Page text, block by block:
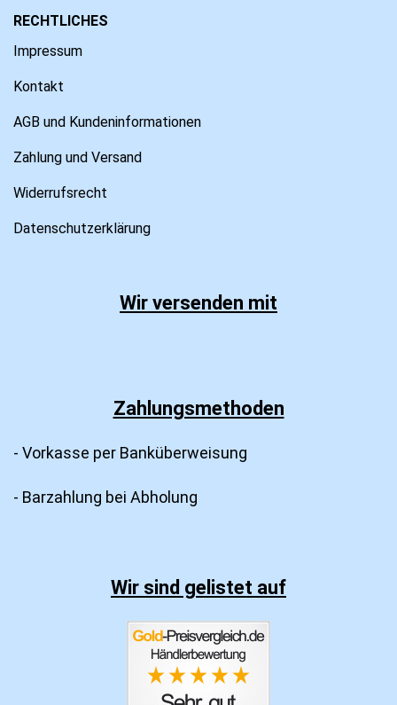
RECHTLICHES
Impressum
Kontakt
AGB und Kundeninformationen
Zahlung und Versand
Widerrufsrecht
Datenschutzerklärung
Wir versenden mit
Zahlungsmethoden
- Vorkasse per Banküberweisung
- Barzahlung bei Abholung
Wir sind gelistet auf